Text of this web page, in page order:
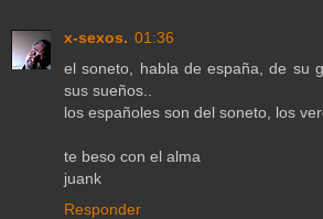
x-sexos. 01:36
el soneto, habla de españa, de su
sus sueños..
los españoles son del soneto, los
te beso con el alma
juank
Responder